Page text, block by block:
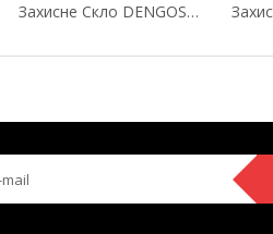
Захисне Скло DENGOS (Tempered Glass Full Glue...